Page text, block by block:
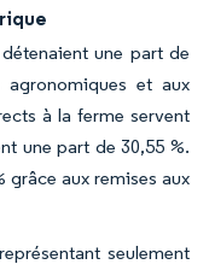
une part de
et aux
à la ferme servent
une part de 30,55 %.
grâce aux remises aux
seulement